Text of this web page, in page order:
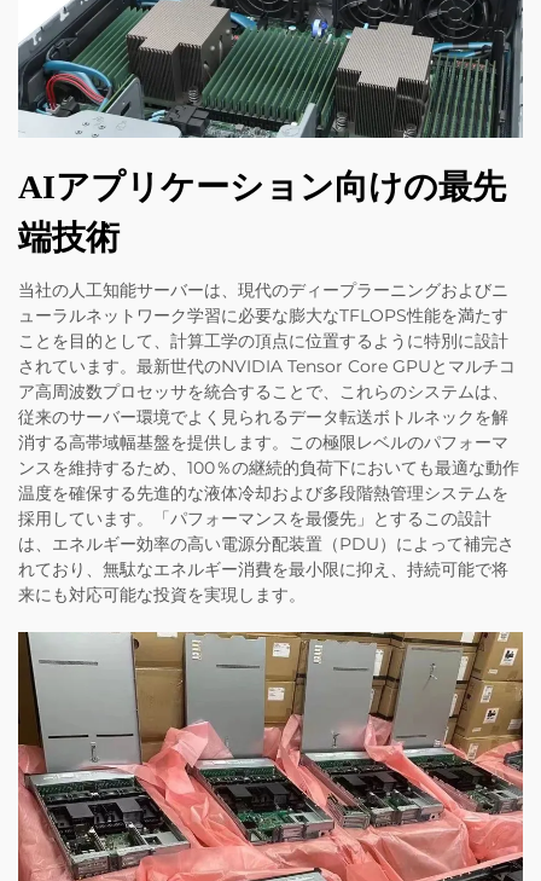
AIアプリケーション向けの最先
端技術
当社の人工知能サーバーは、現代のディープラーニングおよびニ
ューラルネットワーク学習に必要な膨大なTFLOPS性能を満たす
ことを目的として、計算工学の頂点に位置するように特別に設計
されています。最新世代のNVIDIA Tensor Core GPUとマルチコ
ア高周波数プロセッサを統合することで、これらのシステムは、
従来のサーバー環境でよく見られるデータ転送ボトルネックを解
消する高帯域幅基盤を提供します。この極限レベルのパフォーマ
ンスを維持するため、100％の継続的負荷下においても最適な動作
温度を確保する先進的な液体冷却および多段階熱管理システムを
採用しています。「パフォーマンスを最優先」とするこの設計
は、エネルギー効率の高い電源分配装置（PDU）によって補完さ
れており、無駄なエネルギー消費を最小限に抑え、持続可能で将
来にも対応可能な投資を実現します。